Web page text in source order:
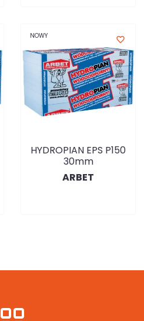
NOWY favorite_border
HYDROPIAN EPS P150
30mm
ARBET